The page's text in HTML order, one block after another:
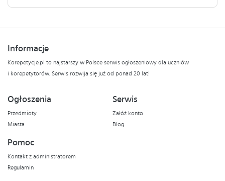
Informacje
Korepetycje.pl to najstarszy w Polsce serwis ogłoszeniowy dla uczniów
i korepetytorów. Serwis rozwija się już od ponad 20 lat!
Ogłoszenia
Przedmioty
Miasta
Serwis
Załóż konto
Blog
Pomoc
Kontakt z administratorem
Regulamin